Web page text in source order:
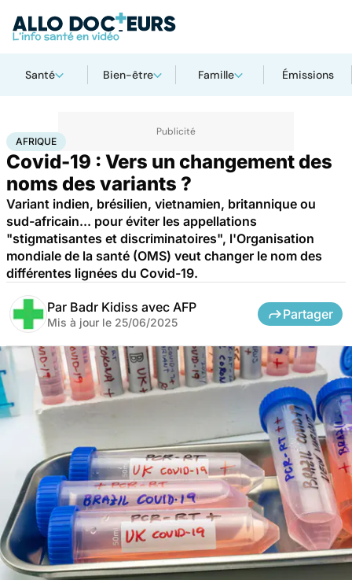
Santé Bien-être Famille Émissions
AccueilSanté Maladies infectieuses
AFRIQUE
Covid-19 : Vers un changement des
noms des variants ?
Variant indien, brésilien, vietnamien, britannique ou
sud-africain... pour éviter les appellations
"stigmatisantes et discriminatoires", l'Organisation
mondiale de la santé (OMS) veut changer le nom des
différentes lignées du Covid-19.
Par Badr Kidiss avec AFP
Mis à jour le 25/06/2025
Partager